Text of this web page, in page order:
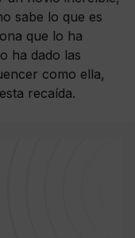
sabe lo que es
que lo ha
ha dado las
como ella,
recaída.